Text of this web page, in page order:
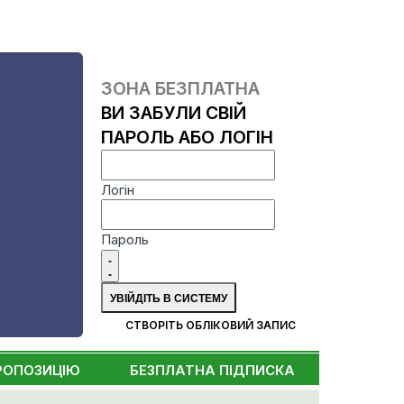
ЗОНА БЕЗПЛАТНА
ВИ ЗАБУЛИ СВІЙ
ПАРОЛЬ АБО ЛОГІН
Логін
Пароль
СТВОРІТЬ ОБЛІКОВИЙ ЗАПИС
БЕЗПЛАТНА ПІДПИСКА